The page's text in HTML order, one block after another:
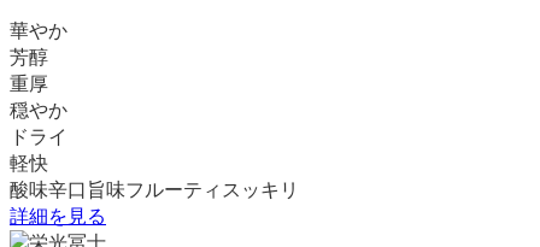
華やか
芳醇
重厚
穏やか
ドライ
軽快
酸味辛口 旨味フルーティ スッキリ
詳細を見る